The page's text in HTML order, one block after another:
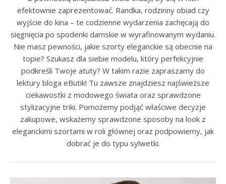
efektownie zaprezentować. Randka, rodzinny obiad czy
wyjście do kina – te codzienne wydarzenia zachęcają do
sięgnięcia po spodenki damskie w wyrafinowanym wydaniu.
Nie masz pewności, jakie szorty eleganckie są obecnie na
topie? Szukasz dla siebie modelu, który perfekcyjnie
podkreśli Twoje atuty? W takim razie zapraszamy do
lektury bloga eButik! Tu zawsze znajdziesz najświeższe
ciekawostki z modowego świata oraz sprawdzone
stylizacyjne triki. Pomożemy podjąć właściwe decyzje
zakupowe, wskażemy sprawdzone sposoby na look z
eleganckimi szortami w roli głównej oraz podpowiemy, jak
dobrać je do typu sylwetki.